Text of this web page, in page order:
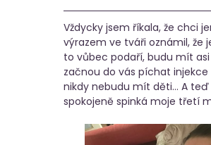
Vždycky jsem říkala, že chci
výrazem ve tváři oznámil, že
to vůbec podaří, budu mít
začnou do vás píchat
nikdy nebudu mít děti… A
spokojeně spinká moje třetí